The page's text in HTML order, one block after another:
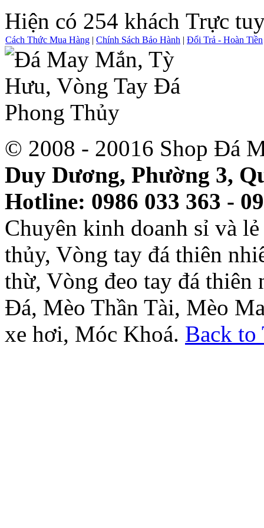
Hiện có 254 khách Trực
Cách Thức Mua Hàng | Chính Sách Bảo Hành | Đổi Trả - Hoàn Tiền
© 2008 - 20016 Shop Đá
Duy Dương, Phường 3,
Hotline: 0986 033 363 -
Chuyên kinh doanh sỉ và
thủy, Vòng tay đá thiên
thừ, Vòng đeo tay đá thiên
Đá, Mèo Thần Tài, Mèo
xe hơi, Móc Khoá. Back to